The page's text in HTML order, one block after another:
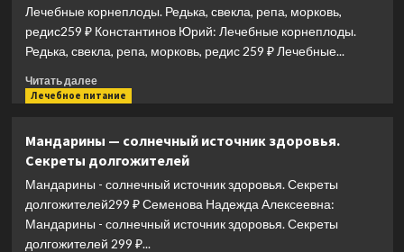
реальность
Лечебные корнеплоды. Редька, свекла, репа, морковь,
редис259 ₽ Константинов Юрий: Лечебные корнеплоды.
Редька, свекла, репа, морковь, редис 259 ₽ Лечебные...
Читать далееПрочитать
больше
корнеплоды.
Редька,
свекла,
репа,
редис
Лечебное питание
Мандарины — солнечный источник здоровья.
Секреты долгожителей
Мандарины - солнечный источник здоровья. Секреты
долгожителей299 ₽ Семенова Надежда Алексеевна:
Мандарины - солнечный источник здоровья. Секреты
долгожителей 299 ₽...